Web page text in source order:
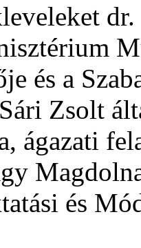
és a
Zsolt
ágazati
és